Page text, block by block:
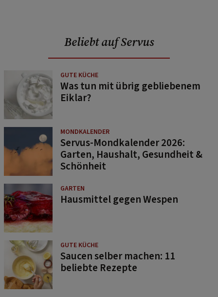
Beliebt auf Servus
GUTE KÜCHE
Was tun mit übrig gebliebenem
Eiklar?
MONDKALENDER
Servus-Mondkalender 2026:
Garten, Haushalt, Gesundheit &
Schönheit
GARTEN
Hausmittel gegen Wespen
GUTE KÜCHE
Saucen selber machen: 11
beliebte Rezepte